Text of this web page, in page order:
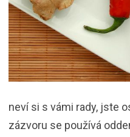
neví si s vámi rady, jste
zázvoru se používá